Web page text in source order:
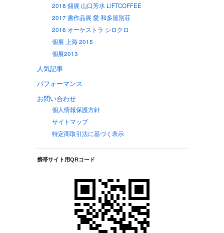
2018 個展 山口芳水 LIFTCOFFEE
2017 書作品展 愛 和多屋別荘
2016 オーケストラ シロクロ
個展 上海 2015
個展2013
人気記事
パフォーマンス
お問い合わせ
個人情報保護方針
サイトマップ
特定商取引法に基づく表示
携帯サイト用QRコード